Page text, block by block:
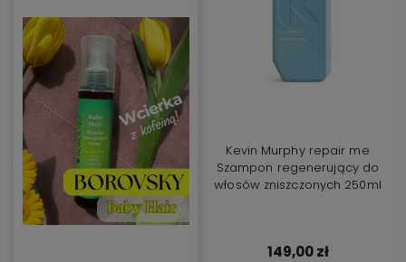
Kevin Murphy repair me
Szampon regenerujący do
włosów zniszczonych 250ml
149,00 zł